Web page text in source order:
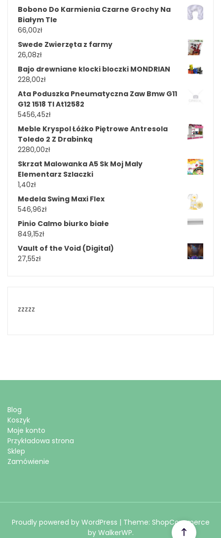
Bobono Do Karmienia Czarne Grochy Na
Białym Tle
66,00zł
Swede Zwierzęta z farmy
26,08zł
Bajo drewniane klocki bloczki MONDRIAN
228,00zł
Ata Poduszka Pneumatyczna Zaw Bmw G11
G12 1518 Tl At12582
5456,45zł
Meble Kryspol Łóżko Piętrowe Antresola
Toledo 2 Z Drabinką
2280,00zł
Skrzat Malowanka A5 Sk Moj Maly
Elementarz Szlaczki
1,40zł
Medela Swing Maxi Flex
546,96zł
Pinio Calmo biurko białe
849,15zł
Vault of the Void (Digital)
27,55zł
zzzzz
Blog
Koszyk
Moje konto
Przykładowa strona
Sklep
Zamówienie
Proudly powered by WordPress | Theme: ShopCommerce
by WalkerWP.